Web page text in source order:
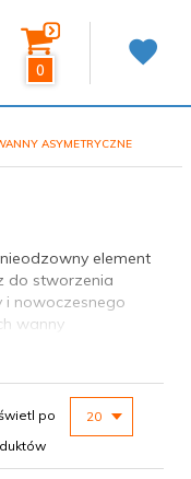
0
ASYMETRYCZNE
element
do stworzenia
i nowoczesnego
wanny
poszukujące
wykorzystanie
i kształtu
miejsca, ale
po
20